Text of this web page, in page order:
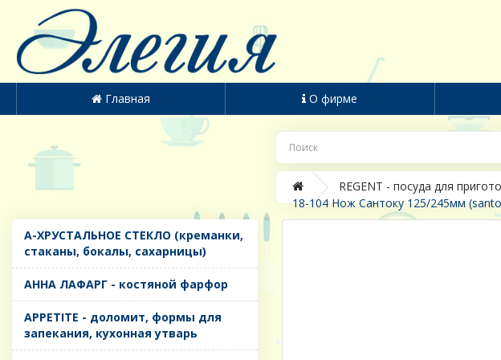
Главная О фирме
REGENT - посуда для
18-104 Нож Сантоку 125/245мм
A-ХРУСТАЛЬНОЕ СТЕКЛО (креманки,
стаканы, бокалы, сахарницы)
AHHA ЛАФАРГ - костяной фарфор
APPETITE - доломит, формы для
запекания, кухонная утварь